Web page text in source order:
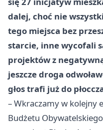
dalej, choć nie
tego miejsca bez
starcie, inne wycofali
projektów z
jeszcze droga
głos trafi już do
– Wkraczamy w kolejny
Budżetu